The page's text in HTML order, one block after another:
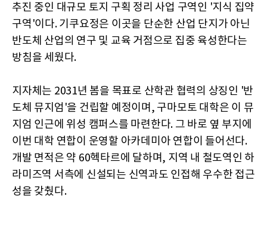
추진 중인 대규모 토지 구획 정리 사업 구역인 '지식 집약
구역'이다. 기쿠요정은 이곳을 단순한 산업 단지가 아닌
반도체 산업의 연구 및 교육 거점으로 집중 육성한다는
방침을 세웠다.
지자체는 2031년 봄을 목표로 산학관 협력의 상징인 '반
도체 뮤지엄'을 건립할 예정이며, 구마모토 대학은 이 뮤
지엄 인근에 위성 캠퍼스를 마련한다. 그 바로 옆 부지에
이번 대학 연합이 운영할 아카데미아 연합이 들어선다.
개발 면적은 약 60헥타르에 달하며, 지역 내 철도역인 하
라미즈역 서측에 신설되는 신역과도 인접해 우수한 접근
성을 갖췄다.